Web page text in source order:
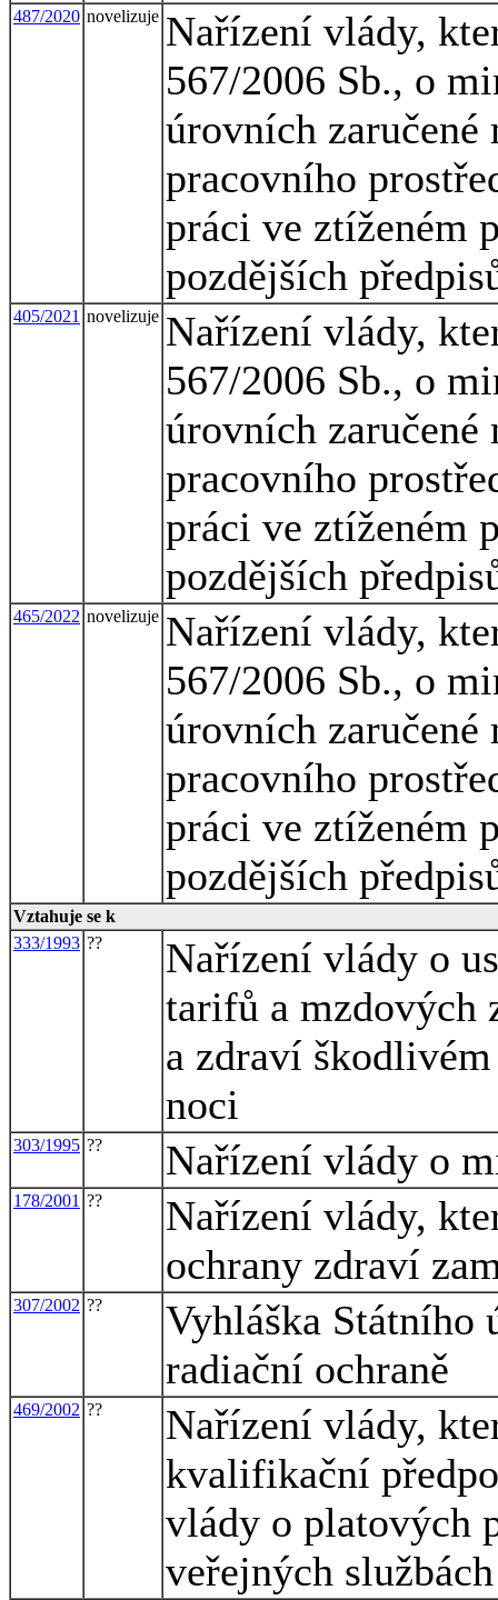
487/2020 novelizuje Nařízení vlády,
567/2006 Sb., o
úrovních zaručené
pracovního
práci ve ztíženém
pozdějších
405/2021 novelizuje Nařízení vlády,
567/2006 Sb., o
úrovních zaručené
pracovního
práci ve ztíženém
pozdějších
465/2022 novelizuje Nařízení vlády,
567/2006 Sb., o
úrovních zaručené
pracovního
práci ve ztíženém
pozdějších
Vztahuje se k
333/1993 ??
Nařízení vlády o
tarifů a mzdových
a zdraví
noci
303/1995 ?? Nařízení vlády o
178/2001 ??
Nařízení vlády,
ochrany zdraví
307/2002 ??
Vyhláška Státního
radiační ochraně
469/2002 ??
Nařízení vlády,
kvalifikační
vlády o platových
veřejných